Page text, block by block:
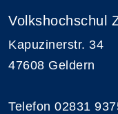
Volkshochschul
Kapuzinerstr. 34
47608 Geldern
Telefon 02831